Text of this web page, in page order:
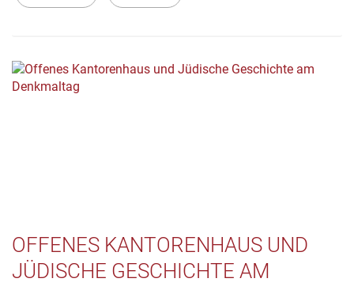
OFFENES KANTORENHAUS UND
JÜDISCHE GESCHICHTE AM